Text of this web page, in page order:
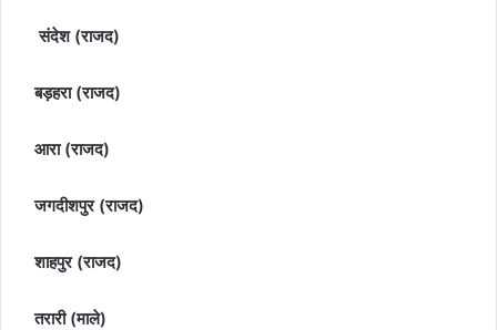
संदेश (राजद)
बड़हरा (राजद)
आरा (राजद)
जगदीशपुर (राजद)
शाहपुर (राजद)
तरारी (माले)